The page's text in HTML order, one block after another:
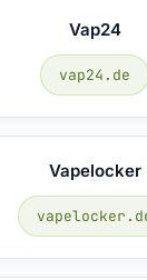
Vap24
vap24.de
Vapelocker